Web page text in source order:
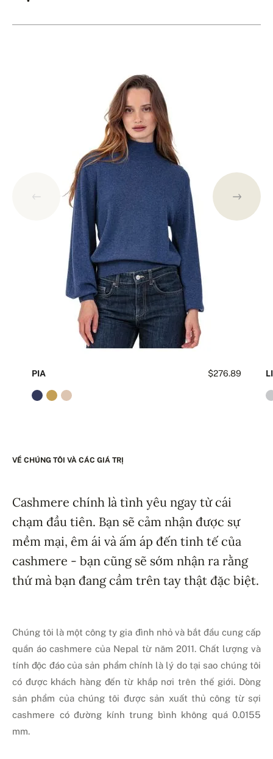
$276.89
PIA
VỀ CHÚNG TÔI VÀ CÁC GIÁ TRỊ
Cashmere chính là tình yêu ngay từ cái
chạm đầu tiên. Bạn sẽ cảm nhận được sự
mềm mại, êm ái và ấm áp đến tinh tế của
cashmere - bạn cũng sẽ sớm nhận ra rằng
thứ mà bạn đang cầm trên tay thật đặc biệt.
Chúng tôi là một công ty gia đình nhỏ và bắt đầu cung cấp
quần áo cashmere của Nepal từ năm 2011. Chất lượng và
tính độc đáo của sản phẩm chính là lý do tại sao chúng tôi
có được khách hàng đến từ khắp nơi trên thế giới. Dòng
sản phẩm của chúng tôi được sản xuất thủ công từ sợi
cashmere có đường kính trung bình không quá 0.0155
mm.